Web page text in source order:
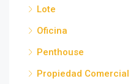
Lote
Oficina
Penthouse
Propiedad Comercial